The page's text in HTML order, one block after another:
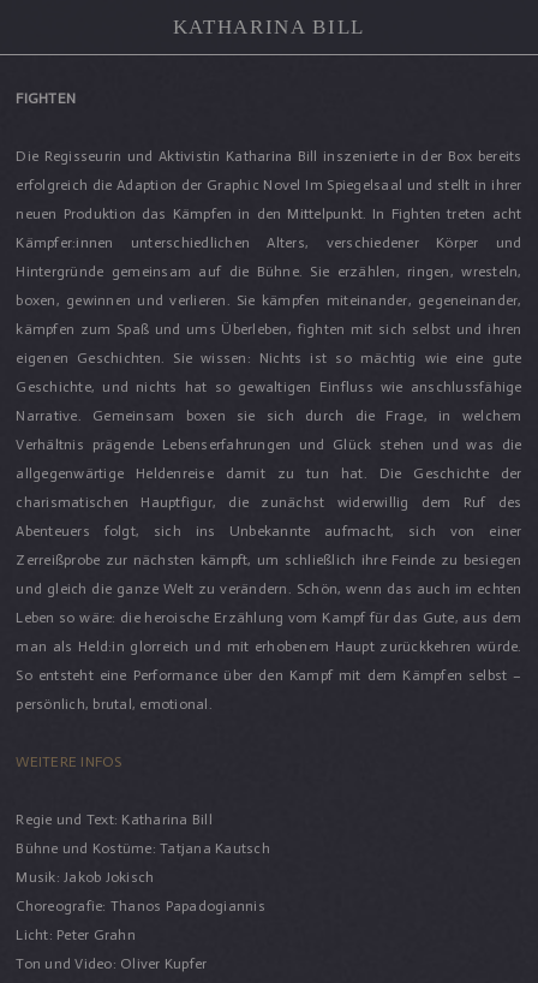
KATHARINA BILL
FIGHTEN
Die Regisseurin und Aktivistin Katharina Bill inszenierte in der Box bereits
erfolgreich die Adaption der Graphic Novel Im Spiegelsaal und stellt in ihrer
neuen Produktion das Kämpfen in den Mittelpunkt. In Fighten treten acht
Kämpfer:innen unterschiedlichen Alters, verschiedener Körper und
Hintergründe gemeinsam auf die Bühne. Sie erzählen, ringen, wresteln,
boxen, gewinnen und verlieren. Sie kämpfen miteinander, gegeneinander,
kämpfen zum Spaß und ums Überleben, fighten mit sich selbst und ihren
eigenen Geschichten. Sie wissen: Nichts ist so mächtig wie eine gute
Geschichte, und nichts hat so gewaltigen Einfluss wie anschlussfähige
Narrative. Gemeinsam boxen sie sich durch die Frage, in welchem
Verhältnis prägende Lebenserfahrungen und Glück stehen und was die
allgegenwärtige Heldenreise damit zu tun hat. Die Geschichte der
charismatischen Hauptfigur, die zunächst widerwillig dem Ruf des
Abenteuers folgt, sich ins Unbekannte aufmacht, sich von einer
Zerreißprobe zur nächsten kämpft, um schließlich ihre Feinde zu besiegen
und gleich die ganze Welt zu verändern. Schön, wenn das auch im echten
Leben so wäre: die heroische Erzählung vom Kampf für das Gute, aus dem
man als Held:in glorreich und mit erhobenem Haupt zurückkehren würde.
So entsteht eine Performance über den Kampf mit dem Kämpfen selbst –
persönlich, brutal, emotional.
WEITERE INFOS
Regie und Text: Katharina Bill
Bühne und Kostüme: Tatjana Kautsch
Musik: Jakob Jokisch
Choreografie: Thanos Papadogiannis
Licht: Peter Grahn
Ton und Video: Oliver Kupfer